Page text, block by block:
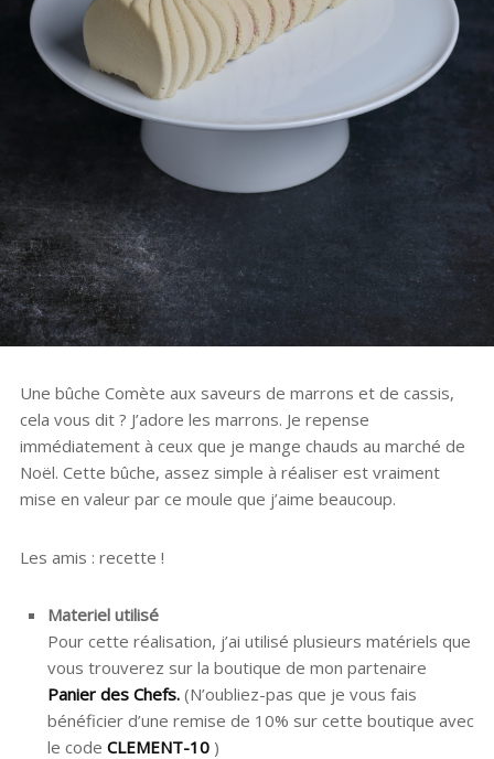
Une bûche Comète aux saveurs de marrons et de cassis,
cela vous dit ? J’adore les marrons. Je repense
immédiatement à ceux que je mange chauds au marché de
Noël. Cette bûche, assez simple à réaliser est vraiment
mise en valeur par ce moule que j’aime beaucoup.
Les amis : recette !
Materiel utilisé
Pour cette réalisation, j’ai utilisé plusieurs matériels que
vous trouverez sur la boutique de mon partenaire
Panier des Chefs.(N’oubliez-pas que je vous fais
bénéficier d’une remise de 10% sur cette boutique avec
le code CLEMENT-10)